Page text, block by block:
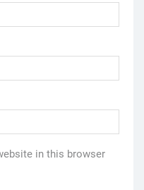
in this browser